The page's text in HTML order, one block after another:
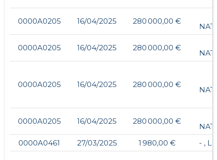
0000A0205 16/04/2025 280 000,00 €
0000A0205 16/04/2025 280 000,00 €
0000A0205 16/04/2025 280 000,00 €
0000A0205 16/04/2025 280 000,00 €
0000A0461
27/03/2025 1 980,00 € - ,